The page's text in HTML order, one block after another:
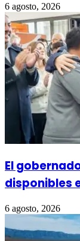
6 agosto, 2026
El
disponibles
6 agosto, 2026